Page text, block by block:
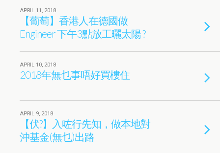
APRIL 11, 2018
【葡萄】香港人在德國做
Engineer 下午3點放工曬太陽 ?
APRIL 10, 2018
2018年無乜事唔好買樓住
APRIL 9, 2018
【伏?】入咗行先知，做本地對
沖基金(無乜)出路